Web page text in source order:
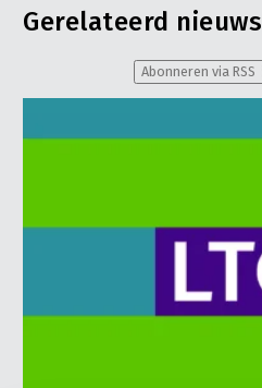
Gerelateerd nieuws
Abonneren via RSS